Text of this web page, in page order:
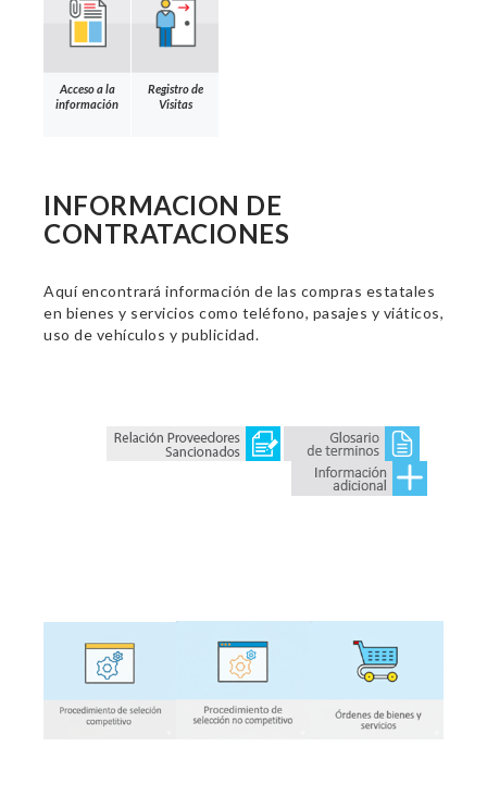
Acceso a la
información
Registro de
Visitas
INFORMACION DE
CONTRATACIONES
Aquí encontrará información de las compras estatales
en bienes y servicios como teléfono, pasajes y viáticos,
uso de vehículos y publicidad.